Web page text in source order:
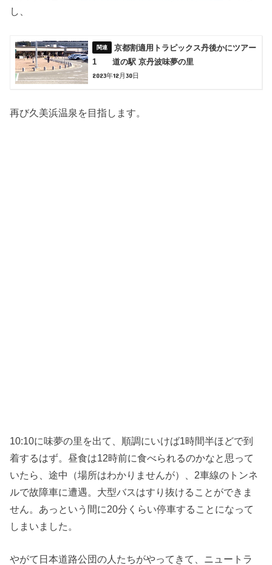
し、
京都割適用トラピックス丹後かにツアー
1 道の駅 京丹波味夢の里
2023年12月30日
再び久美浜温泉を目指します。
10:10に味夢の里を出て、順調にいけば1時間半ほどで到
着するはず。昼食は12時前に食べられるのかなと思って
いたら、途中（場所はわかりませんが）、2車線のトンネ
ルで故障車に遭遇。大型バスはすり抜けることができま
せん。あっという間に20分くらい停車することになって
しまいました。
やがて日本道路公団の人たちがやってきて、ニュートラ